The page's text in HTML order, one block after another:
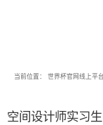
当前位置： 世界杯官网线上平
空间设计师实习生